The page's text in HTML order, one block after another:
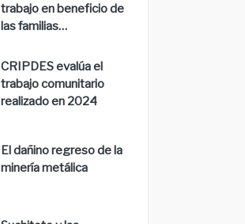
trabajo en beneficio de
las familias…
CRIPDES evalúa el
trabajo comunitario
realizado en 2024
El dañino regreso de la
minería metálica